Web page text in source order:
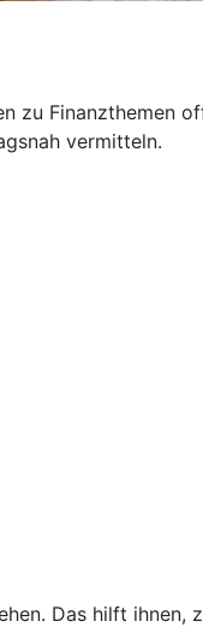
zu Finanzthemen
vermitteln.
Das hilft ihnen,